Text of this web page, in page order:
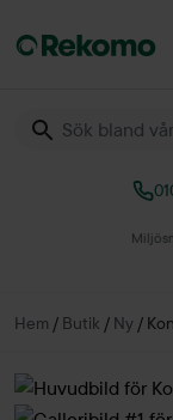
Hem / Butik / Ny /